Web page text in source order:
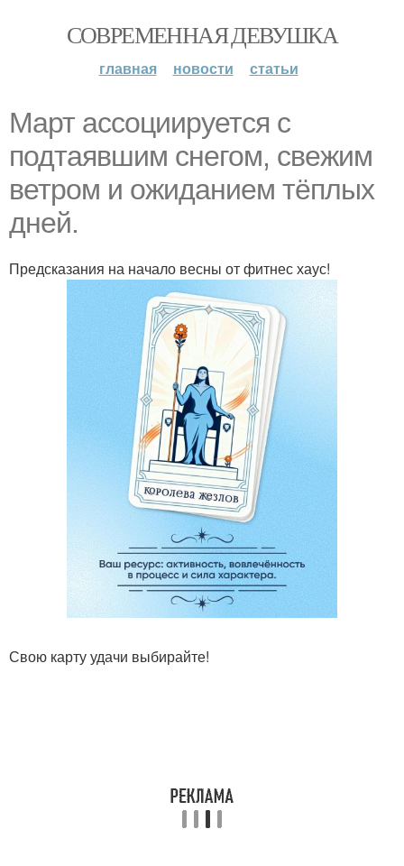
СОВРЕМЕННАЯ ДЕВУШКА
главная новости статьи
Март ассоциируется с
подтаявшим снегом, свежим
ветром и ожиданием тёплых
дней.
Предсказания на начало весны от фитнес хаус!
Свою карту удачи выбирайте!